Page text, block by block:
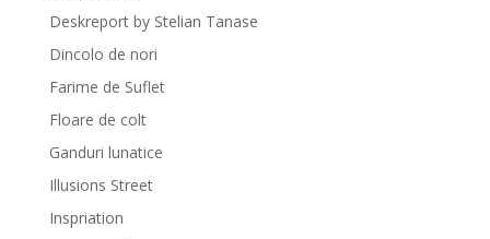
Deskreport by Stelian Tanase
Dincolo de nori
Farime de Suflet
Floare de colt
Ganduri lunatice
Illusions Street
Inspriation